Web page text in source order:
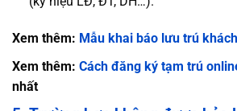
Xem thêm: Mẫu khai báo lưu trú
Xem thêm: Cách đăng ký tạm trú
nhất